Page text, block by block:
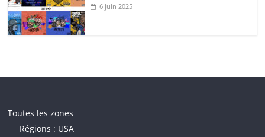
6 juin 2025
Toutes les zones
Régions : USA